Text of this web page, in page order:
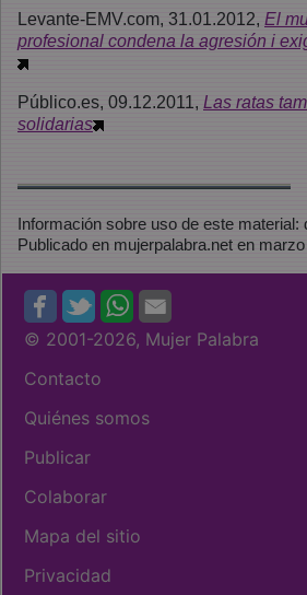
Levante-EMV.com, 31.01.2012, El
profesional condena la agresión i
Público.es, 09.12.2011, Las ratas
solidarias
Información sobre uso de este material:
Publicado en mujerpalabra.net en
© 2001-2026, Mujer Palabra
Contacto
Quiénes somos
Publicar
Colaborar
Mapa del sitio
Privacidad